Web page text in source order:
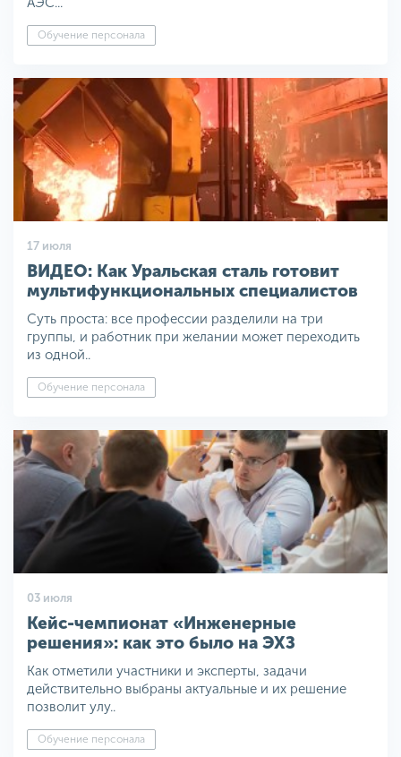
Обучение персонала
17 июля
ВИДЕО: Как Уральская сталь готовит
мультифункциональных специалистов
Суть проста: все профессии разделили на три
группы, и работник при желании может переходить
из одной..
Обучение персонала
03 июля
Кейс-чемпионат «Инженерные
решения»: как это было на ЭХЗ
Как отметили участники и эксперты, задачи
действительно выбраны актуальные и их решение
позволит улу..
Обучение персонала